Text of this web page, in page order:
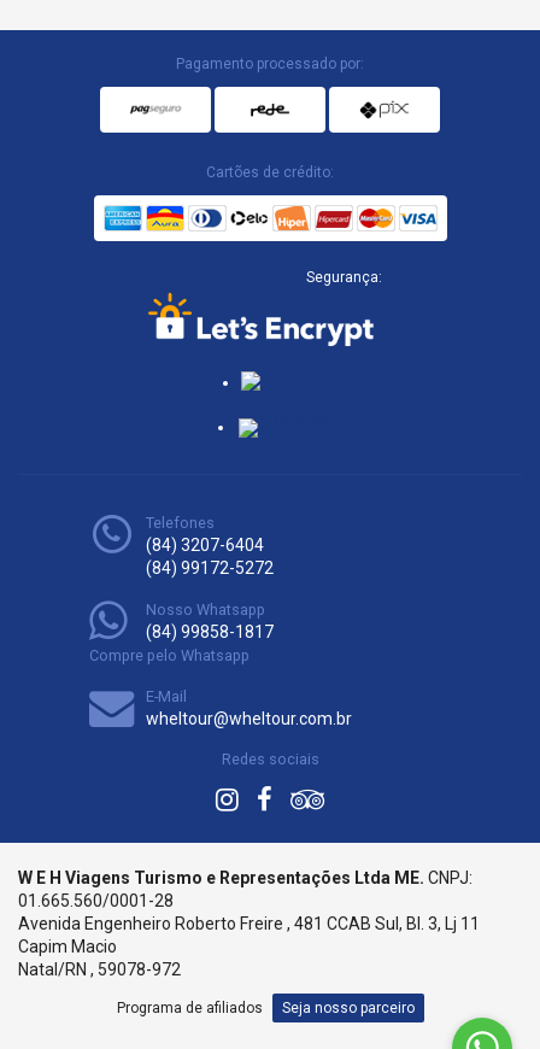
Pagamento processado por:
Cartões de crédito:
Segurança:
Telefones
(84) 3207-6404
(84) 99172-5272
Nosso Whatsapp
(84) 99858-1817
Compre pelo Whatsapp
E-Mail
wheltour@wheltour.com.br
Redes sociais
W E H Viagens Turismo e Representações Ltda ME. CNPJ:
01.665.560/0001-28
Avenida Engenheiro Roberto Freire , 481 CCAB Sul, Bl. 3, Lj 11
Capim Macio
Natal/RN , 59078-972
Programa de afiliados Seja nosso parceiro